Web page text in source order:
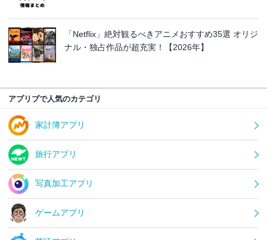
「Netflix」絶対観るべきアニメおすすめ35選 オリジ
ナル・独占作品が超充実！【2026年】
アプリブで人気のカテゴリ
家計簿アプリ
旅行アプリ
写真加工アプリ
ゲームアプリ